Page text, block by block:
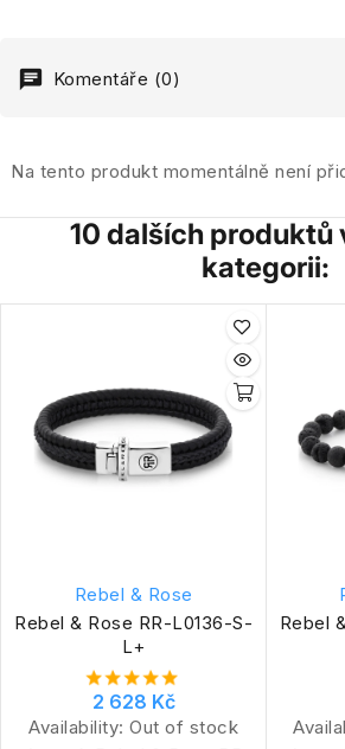
Komentáře (0)
Na tento produkt momentálně není
10 dalších produktů
kategorii:
Rebel & Rose
Rebel & Rose RR-L0136-S-
L+
2 628 Kč
Availability: Out of stock
Rebel